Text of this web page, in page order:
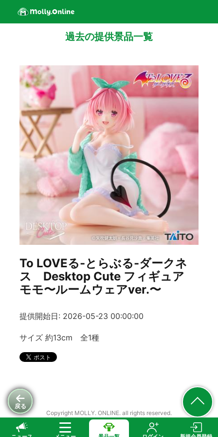
戻る
過去の提供景品一覧
To LOVEる-とらぶる-ダークネ
ス Desktop Cute フィギュア
モモ〜ルームウェアver.〜
提供開始日: 2026-05-23 00:00:00
サイズ 約13cm 全1種
Copyright MOLLY. ONLINE. all rights reserved.